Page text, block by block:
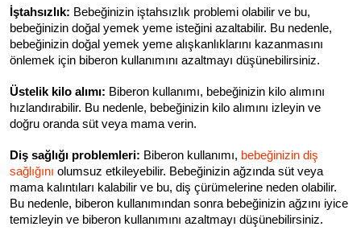
İştahsızlık: Bebeğinizin iştahsızlık problemi olabilir ve bu,
bebeğinizin doğal yemek yeme isteğini azaltabilir. Bu nedenle,
bebeğinizin doğal yemek yeme alışkanlıklarını kazanmasını
önlemek için biberon kullanımını azaltmayı düşünebilirsiniz.
Üstelik kilo alımı: Biberon kullanımı, bebeğinizin kilo alımını
hızlandırabilir. Bu nedenle, bebeğinizin kilo alımını izleyin ve
doğru oranda süt veya mama verin.
Diş sağlığı problemleri: Biberon kullanımı, bebeğinizin diş
sağlığını olumsuz etkileyebilir. Bebeğinizin ağzında süt veya
mama kalıntıları kalabilir ve bu, diş çürümelerine neden olabilir.
Bu nedenle, biberon kullanımından sonra bebeğinizin ağzını iyice
temizleyin ve biberon kullanımını azaltmayı düşünebilirsiniz.